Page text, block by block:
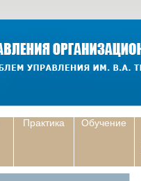
Практика Обучение